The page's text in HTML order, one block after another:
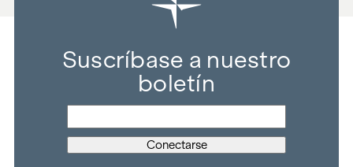
Suscríbase a nuestro
boletín